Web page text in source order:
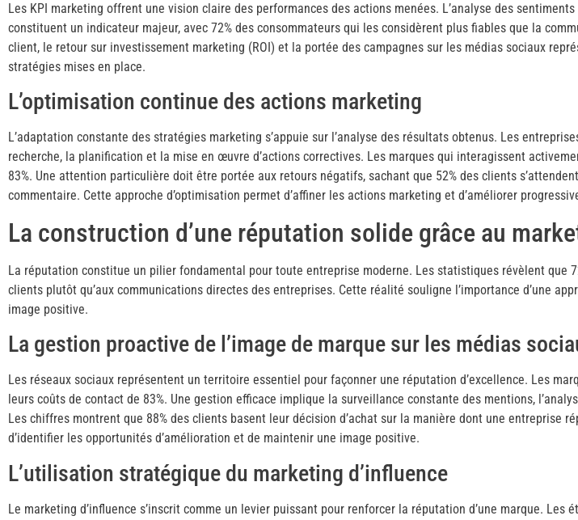
Les KPI marketing offrent une vision claire des performances des actions menées. L’analyse des
constituent un indicateur majeur, avec 72% des consommateurs qui les considèrent plus fiables que la
client, le retour sur investissement marketing (ROI) et la portée des campagnes sur les médias sociaux
stratégies mises en place.
L’optimisation continue des actions marketing
L’adaptation constante des stratégies marketing s’appuie sur l’analyse des résultats obtenus. Les
recherche, la planification et la mise en œuvre d’actions correctives. Les marques qui interagissent
83%. Une attention particulière doit être portée aux retours négatifs, sachant que 52% des clients
commentaire. Cette approche d’optimisation permet d’affiner les actions marketing et d’améliorer
La construction d’une réputation solide grâce au
La réputation constitue un pilier fondamental pour toute entreprise moderne. Les statistiques révèlent que
clients plutôt qu’aux communications directes des entreprises. Cette réalité souligne l’importance d’une
image positive.
La gestion proactive de l’image de marque sur les médias
Les réseaux sociaux représentent un territoire essentiel pour façonner une réputation d’excellence. Les
leurs coûts de contact de 83%. Une gestion efficace implique la surveillance constante des mentions,
Les chiffres montrent que 88% des clients basent leur décision d’achat sur la manière dont une entreprise
d’identifier les opportunités d’amélioration et de maintenir une image positive.
L’utilisation stratégique du marketing d’influence
Le marketing d’influence s’inscrit comme un levier puissant pour renforcer la réputation d’une marque. Les